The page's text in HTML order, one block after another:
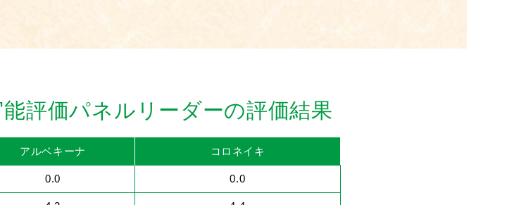
評価パネルリーダーの評価結果
アルベキーナ コロネイキ
0.0 0.0